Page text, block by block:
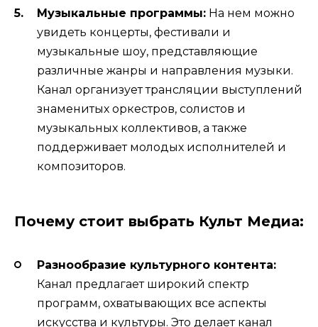
Музыкальные программы: На нем можно
увидеть концерты, фестивали и
музыкальные шоу, представляющие
различные жанры и направления музыки.
Канал организует трансляции выступлений
знаменитых оркестров, солистов и
музыкальных коллективов, а также
поддерживает молодых исполнителей и
композиторов.
Почему стоит выбрать Культ Медиа:
Разнообразие культурного контента:
Канал предлагает широкий спектр
программ, охватывающих все аспекты
искусства и культуры. Это делает канал